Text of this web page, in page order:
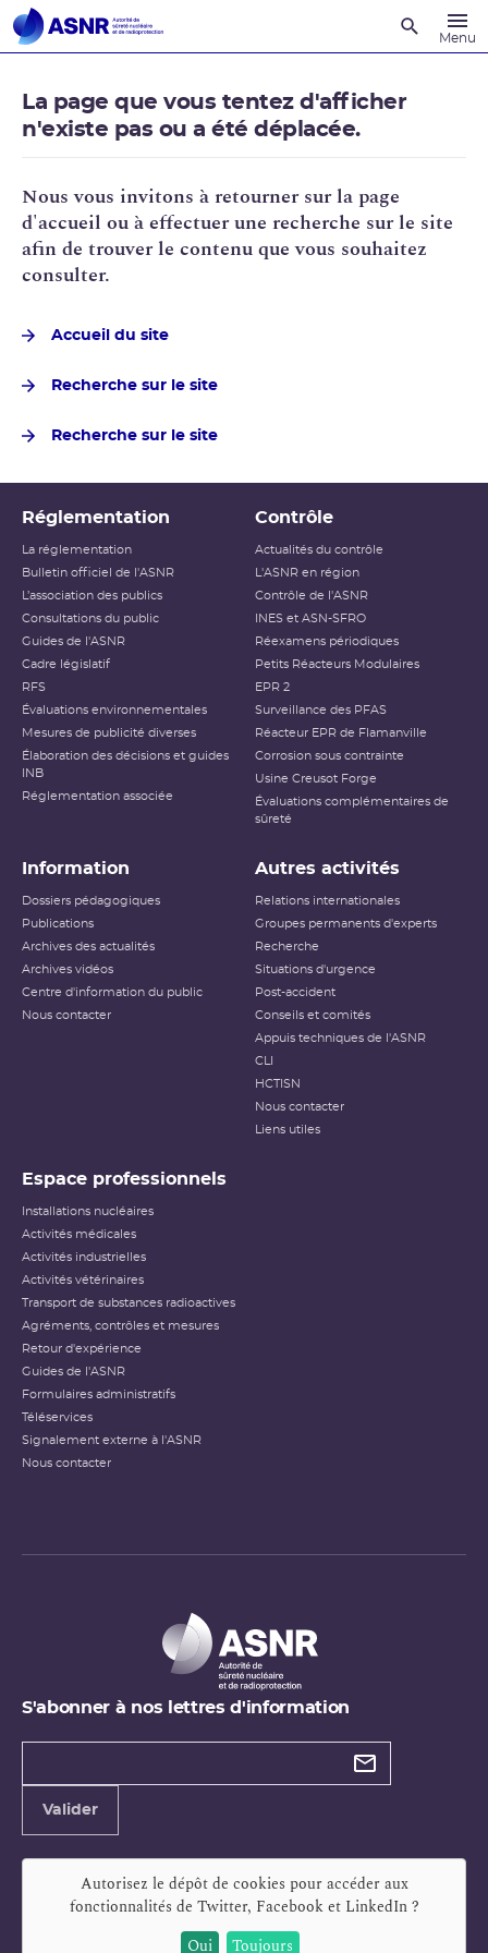
Menu
La page que vous tentez d'afficher
n'existe pas ou a été déplacée.
Nous vous invitons à retourner sur la page
d'accueil ou à effectuer une recherche sur le site
afin de trouver le contenu que vous souhaitez
consulter.
Accueil du site
Recherche sur le site
Recherche sur le site
Réglementation
La réglementation
Bulletin officiel de l'ASNR
L’association des publics
Consultations du public
Guides de l'ASNR
Cadre législatif
RFS
Évaluations environnementales
Mesures de publicité diverses
Élaboration des décisions et guides
INB
Réglementation associée
Contrôle
Actualités du contrôle
L'ASNR en région
Contrôle de l'ASNR
INES et ASN-SFRO
Réexamens périodiques
Petits Réacteurs Modulaires
EPR 2
Surveillance des PFAS
Réacteur EPR de Flamanville
Corrosion sous contrainte
Usine Creusot Forge
Évaluations complémentaires de
sûreté
Information
Dossiers pédagogiques
Publications
Archives des actualités
Archives vidéos
Centre d'information du public
Nous contacter
Autres activités
Relations internationales
Groupes permanents d'experts
Recherche
Situations d'urgence
Post-accident
Conseils et comités
Appuis techniques de l'ASNR
CLI
HCTISN
Nous contacter
Liens utiles
Espace professionnels
Installations nucléaires
Activités médicales
Activités industrielles
Activités vétérinaires
Transport de substances radioactives
Agréments, contrôles et mesures
Retour d'expérience
Guides de l'ASNR
Formulaires administratifs
Téléservices
Signalement externe à l'ASNR
Nous contacter
S'abonner à nos lettres d'information
Types de
Valider
Autorisez le dépôt de cookies pour accéder aux
fonctionnalités de Twitter, Facebook et LinkedIn?
Oui
Toujours